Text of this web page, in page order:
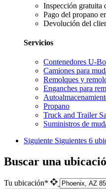
Inspección gratuita
Pago del propano
Devolución del
Servicios
Contenedores U-
Camiones para
Remolques y
Enganches para
Propano
Truck and Trailer
Suministros de
Siguiente Siguientes 6
Buscar una
Tu ubicación*